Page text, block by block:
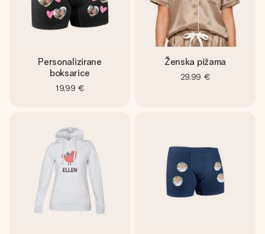
Personalizirane
boksarice
19,99 €
Ženska pižama
29,99 €